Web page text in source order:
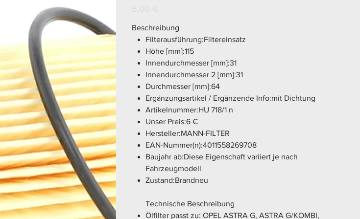
Beschreibung
Filterausführung:Filtereinsatz
Höhe [mm]:115
Innendurchmesser [mm]:31
Innendurchmesser 2 [mm]:31
Durchmesser [mm]:64
Ergänzungsartikel / Ergänzende Info:mit Dichtung
Artikelnummer:HU 718/1 n
Unser Preis:6 €
Hersteller:MANN-FILTER
EAN-Nummer(n):4011558269708
Baujahr ab:Diese Eigenschaft variiert je nach
Fahrzeugmodell
Zustand:Brandneu
Technische Beschreibung
Ölfilter passt zu: OPEL ASTRA G, ASTRA G/KOMBI,